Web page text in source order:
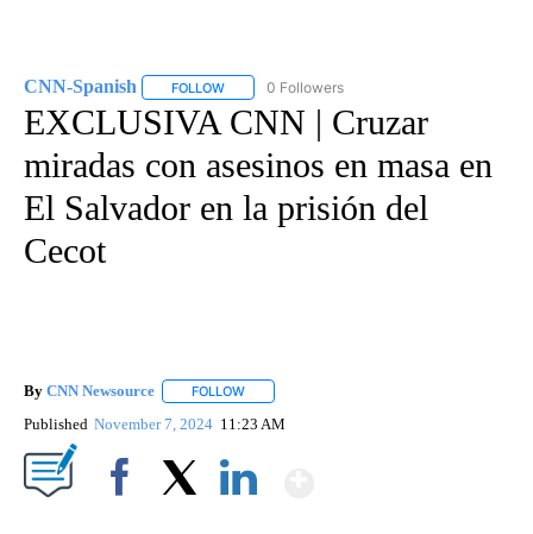
CNN-Spanish FOLLOW FOLLOW "CNN-SPANISH" TO RECEIVE
0 Followers
EXCLUSIVA CNN | Cruzar
miradas con asesinos en masa en
El Salvador en la prisión del
Cecot
By CNN Newsource FOLLOW
Published November 7, 2024 11:23 AM